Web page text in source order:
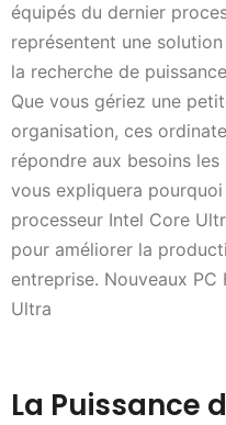
équipés du dernier
représentent une
la recherche de
Que vous gériez une
organisation, ces
répondre aux besoins
vous expliquera pourquoi
processeur Intel Core
pour améliorer la
entreprise. Nouveaux PC
Ultra
La Puissance